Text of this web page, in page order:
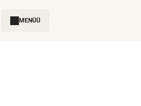
MENÜÜ